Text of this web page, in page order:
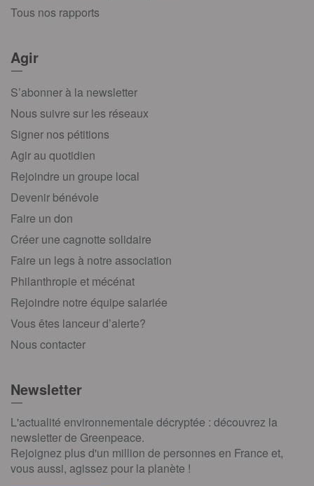
Tous nos rapports
Agir
S’abonner à la newsletter
Nous suivre sur les réseaux
Signer nos pétitions
Agir au quotidien
Rejoindre un groupe local
Devenir bénévole
Faire un don
Créer une cagnotte solidaire
Faire un legs à notre association
Philanthropie et mécénat
Rejoindre notre équipe salariée
Vous êtes lanceur d’alerte?
Nous contacter
Newsletter
L'actualité environnementale décryptée : découvrez la
newsletter de Greenpeace.
Rejoignez plus d'un million de personnes en France et,
vous aussi, agissez pour la planète !